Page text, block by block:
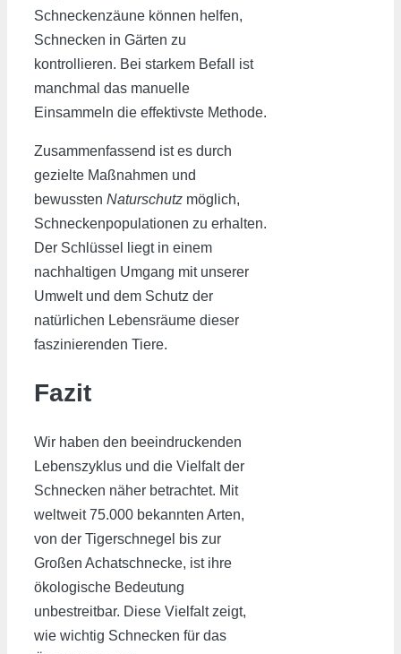
Schneckenzäune können helfen,
Schnecken in Gärten zu
kontrollieren. Bei starkem Befall ist
manchmal das manuelle
Einsammeln die effektivste Methode.
Zusammenfassend ist es durch
gezielte Maßnahmen und
bewussten Naturschutz möglich,
Schneckenpopulationen zu erhalten.
Der Schlüssel liegt in einem
nachhaltigen Umgang mit unserer
Umwelt und dem Schutz der
natürlichen Lebensräume dieser
faszinierenden Tiere.
Fazit
Wir haben den beeindruckenden
Lebenszyklus und die Vielfalt der
Schnecken näher betrachtet. Mit
weltweit 75.000 bekannten Arten,
von der Tigerschnegel bis zur
Großen Achatschnecke, ist ihre
ökologische Bedeutung
unbestreitbar. Diese Vielfalt zeigt,
wie wichtig Schnecken für das